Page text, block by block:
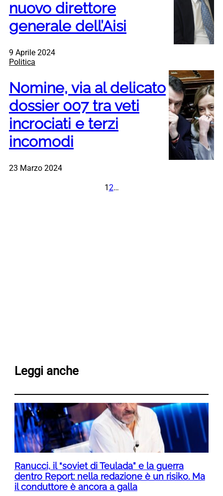
nuovo direttore
generale dell’Aisi
9 Aprile 2024
Politica
Nomine, via al delicato
dossier 007 tra veti
incrociati e terzi
incomodi
23 Marzo 2024
12…
Leggi anche
Ranucci, il “soviet di Teulada” e la guerra
dentro Report: nella redazione è un risiko. Ma
il conduttore è ancora a galla